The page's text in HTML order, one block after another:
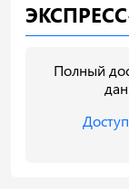
Полный